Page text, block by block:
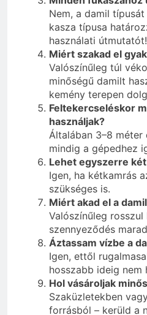
Nem, a damil
kasza típusa
használati útmutatót!
Miért szakad el
Valószínűleg túl
minőségű damilt
kemény terepen
Feltekercseléskor
használjak?
Általában 3–8 méter
mindig a gépedhez
Lehet egyszerre
Igen, ha kétkamrás
szükséges is.
Miért akad el a
Valószínűleg
szennyeződés
Áztassam vízbe a
Igen, ettől
hosszabb ideig nem
Hol vásároljak
Szaküzletekben
forrásból – kerüld a